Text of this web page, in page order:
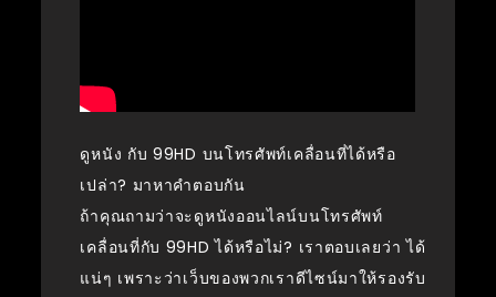
ดูหนัง กับ 99HD บนโทรศัพท์เคลื่อนที่ได้หรือ
เปล่า? มาหาคำตอบกัน
ถ้าคุณถามว่าจะดูหนังออนไลน์บนโทรศัพท์
เคลื่อนที่กับ 99HD ได้หรือไม่? เราตอบเลยว่า ได้
แน่ๆ เพราะว่าเว็บของพวกเราดีไซน์มาให้รองรับ